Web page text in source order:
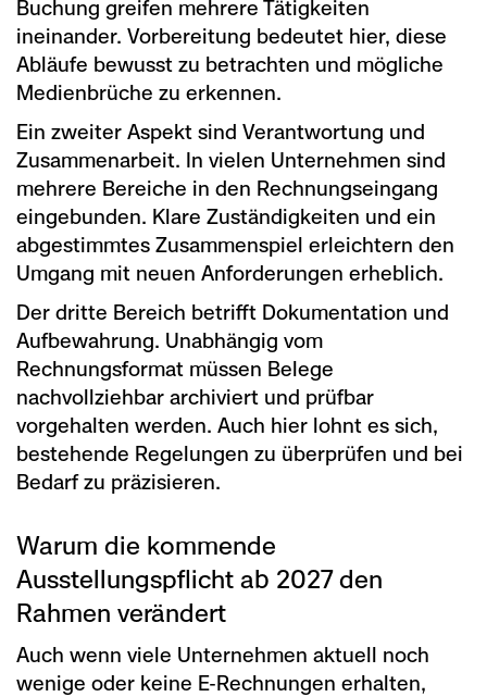
Buchung greifen mehrere Tätigkeiten
ineinander. Vorbereitung bedeutet hier, diese
Abläufe bewusst zu betrachten und mögliche
Medienbrüche zu erkennen.
Ein zweiter Aspekt sind Verantwortung und
Zusammenarbeit. In vielen Unternehmen sind
mehrere Bereiche in den Rechnungseingang
eingebunden. Klare Zuständigkeiten und ein
abgestimmtes Zusammenspiel erleichtern den
Umgang mit neuen Anforderungen erheblich.
Der dritte Bereich betrifft Dokumentation und
Aufbewahrung. Unabhängig vom
Rechnungsformat müssen Belege
nachvollziehbar archiviert und prüfbar
vorgehalten werden. Auch hier lohnt es sich,
bestehende Regelungen zu überprüfen und bei
Bedarf zu präzisieren.
Warum die kommende
Ausstellungspflicht ab 2027 den
Rahmen verändert
Auch wenn viele Unternehmen aktuell noch
wenige oder keine E-Rechnungen erhalten,